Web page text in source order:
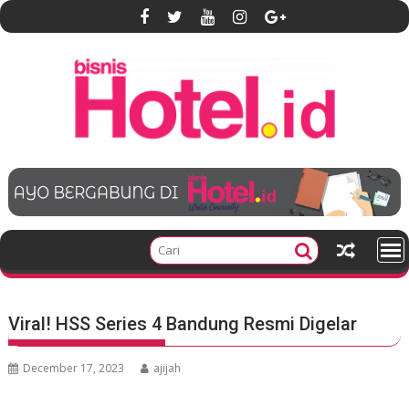
S
k
e
t
Viral! HSS Series 4 Bandung Resmi Digelar
December 17, 2023 ajijah